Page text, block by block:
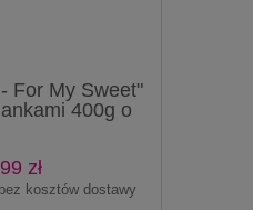
w
Gumy Toro eggs
For My Sweet"
400g o
zł
kosztów dostawy